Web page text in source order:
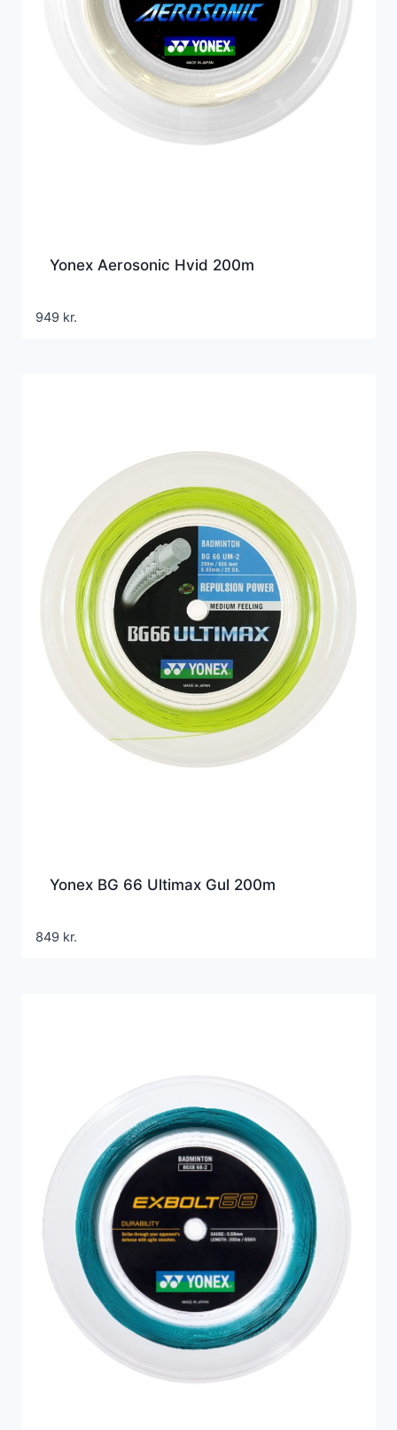
Yonex Aerosonic Hvid 200m
949 kr.
Yonex BG 66 Ultimax Gul 200m
849 kr.